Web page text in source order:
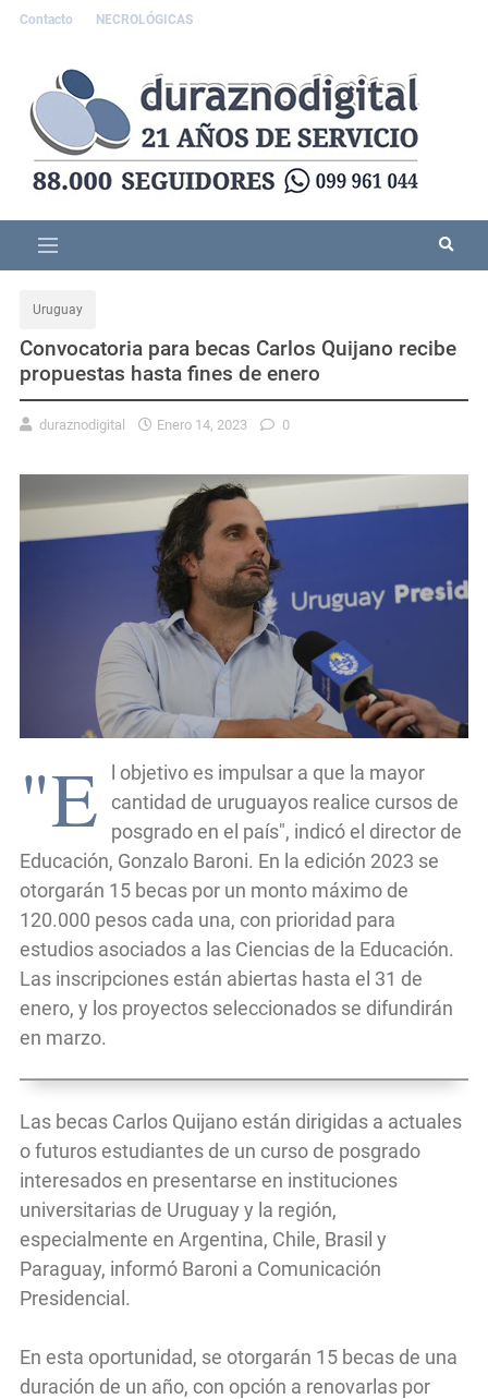
Contacto NECROLÓGICAS
Uruguay
Convocatoria para becas Carlos Quijano recibe
propuestas hasta fines de enero
duraznodigital Enero 14, 2023 0
"E
l objetivo es impulsar a que la mayor
cantidad de uruguayos realice cursos de
posgrado en el país", indicó el director de
Educación, Gonzalo Baroni. En la edición 2023 se
otorgarán 15 becas por un monto máximo de
120.000 pesos cada una, con prioridad para
estudios asociados a las Ciencias de la Educación.
Las inscripciones están abiertas hasta el 31 de
enero, y los proyectos seleccionados se difundirán
en marzo.
Las becas Carlos Quijano están dirigidas a actuales
o futuros estudiantes de un curso de posgrado
interesados en presentarse en instituciones
universitarias de Uruguay y la región,
especialmente en Argentina, Chile, Brasil y
Paraguay, informó Baroni a Comunicación
Presidencial.
En esta oportunidad, se otorgarán 15 becas de una
duración de un año, con opción a renovarlas por